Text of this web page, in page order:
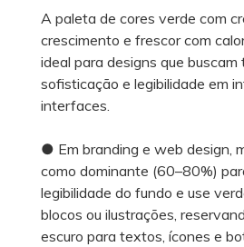
A paleta de cores verde com
crescimento e frescor com
ideal para designs que buscam
sofisticação e legibilidade em
interfaces.
● Em branding e web design,
como dominante (60–80%)
legibilidade do fundo e use
blocos ou ilustrações,
escuro para textos, ícones e